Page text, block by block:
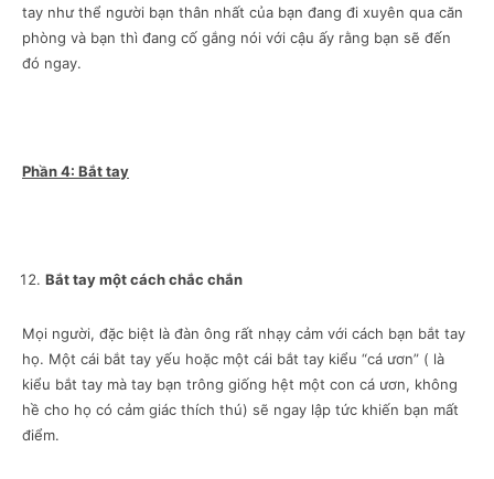
tay như thể người bạn thân nhất của bạn đang đi xuyên qua căn
phòng và bạn thì đang cố gắng nói với cậu ấy rằng bạn sẽ đến
đó ngay.
Phần 4: Bắt tay
Bắt taymột cách chắc chắn
Mọi người, đặc biệt là đàn ông rất nhạy cảm với cách bạn bắt tay
họ. Một cái bắt tay yếu hoặc một cái bắt tay kiểu “cá ươn” ( là
kiểu bắt tay mà tay bạn trông giống hệt một con cá ươn, không
hề cho họ có cảm giác thích thú) sẽ ngay lập tức khiến bạn mất
điểm.